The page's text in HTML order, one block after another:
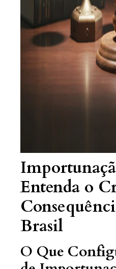
Entenda o
Brasil
O Que